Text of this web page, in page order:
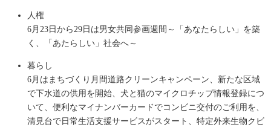
人権
6月23日から29日は男女共同参画週間～「あなたらしい」を築
く、「あたらしい」社会へ～
暮らし
6月はまちづくり月間道路クリーンキャンペーン、新たな区域
で下水道の供用を開始、犬と猫のマイクロチップ情報登録につ
いて、便利なマイナンバーカードでコンビニ交付のご利用を、
清見台で日常生活支援サービスがスタート、特定外来生物クビ